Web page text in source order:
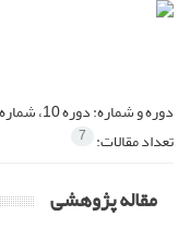
دوره و شماره:دوره 10، شماره 22، خرداد 1399، صفحه 1-114
تعداد مقالات: 7
مقاله پژوهشی